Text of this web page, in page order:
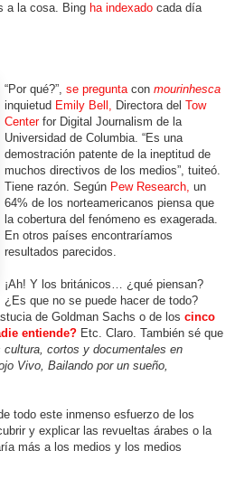
a la cosa. Bing ha indexado cada día
“Por qué?”, se preguntacon mourinhesca
inquietud Emily Bell, Directora del Tow
Centerfor Digital Journalism de la
Universidad de Columbia. “Es una
demostración patente de la ineptitud de
muchos directivos de los medios”, tuiteó.
Tiene razón. Según Pew Research, un
64% de los norteamericanos piensa que
la cobertura del fenómeno es exagerada.
En otros países encontraríamos
resultados parecidos.
¡Ah! Y los británicos… ¿qué piensan?
¿Es que no se puede hacer de todo?
de Goldman Sachs o de los cinco
entiende? Etc. Claro. También sé que
cultura, cortos y documentales en
Vivo, Bailando por un sueño,
todo este inmenso esfuerzo de los
y explicar las revueltas árabes o la
más a los medios y los medios